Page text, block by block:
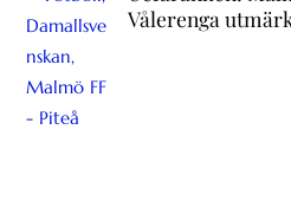
Vålerenga